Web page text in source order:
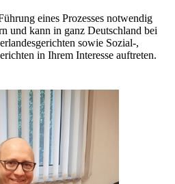
eines Prozesses notwendig
und kann in ganz Deutschland bei
sowie Sozial-,
in Ihrem Interesse auftreten.